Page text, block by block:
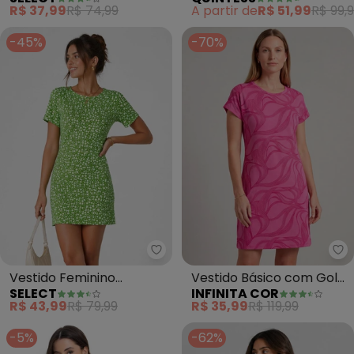
R$ 37,99R$ 74,99 A partir deR$ 51,99R$
-45%
Select - Vestido Feminino
Vestido Feminino
Estampado Gola
Redonda (Verde)
SELECT
R$ 43,99R$ 79,99
-70%
Vestido Básico com Gola
Redonda (Rosa)
INFINITA COR
R$ 35,99R$ 119,99
-5%
-62%